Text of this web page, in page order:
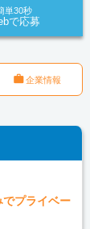
単30秒
で応募
企業情報
でプライベー